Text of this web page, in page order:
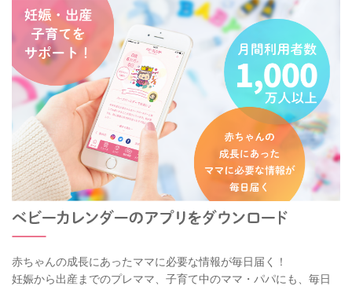
赤ちゃんの成長にあったママに必要な情報が毎日届く！
妊娠から出産までのプレママ、子育て中のママ・パパにも、毎日